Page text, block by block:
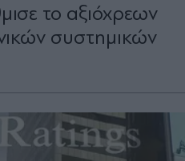
το αξιόχρεων
συστημικών